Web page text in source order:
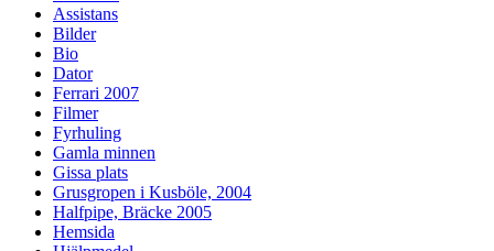
Assistans
Bilder
Bio
Dator
Ferrari 2007
Filmer
Fyrhuling
Gamla minnen
Gissa plats
Grusgropen i Kusböle, 2004
Halfpipe, Bräcke 2005
Hemsida